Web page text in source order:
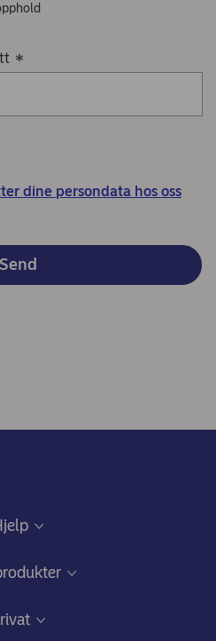
*
dine persondata hos oss
Send